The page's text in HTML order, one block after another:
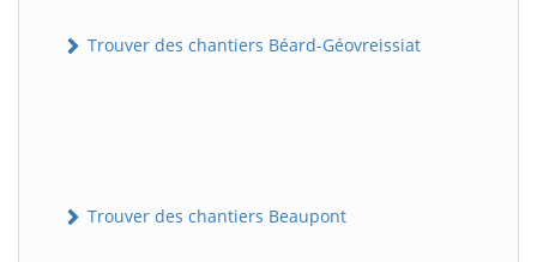
Trouver des chantiers Béard-Géovreissiat
Trouver des chantiers Beaupont